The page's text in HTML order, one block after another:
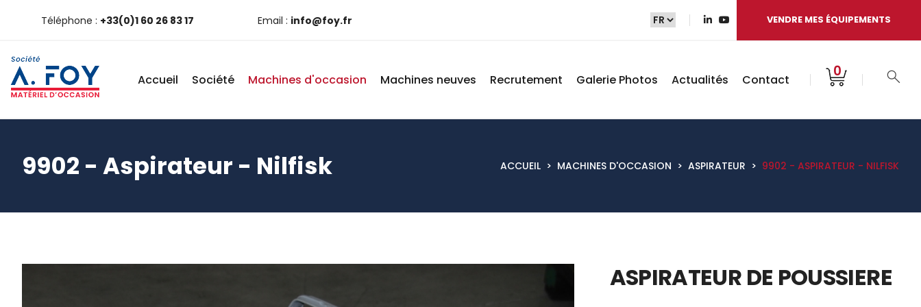
9902 - Aspirateur - Nilfisk ACCUEIL > MACHINES D'OCCASION > ASPIRATEUR > 9902 - ASPIRATEUR - NILFISK
Téléphone : +33(0)1 60 26 83 17 Email : info@foy.fr VENDRE MES ÉQUIPEMENTS
Accueil Société Machines d'occasion Machines neuves Recrutement Galerie Photos Actualités Contact 0
ASPIRATEUR DE POUSSIERE